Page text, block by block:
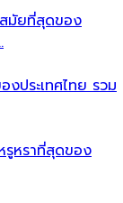
มัยที่สุดของ
ประเทศไทย รวม
หราที่สุดของ